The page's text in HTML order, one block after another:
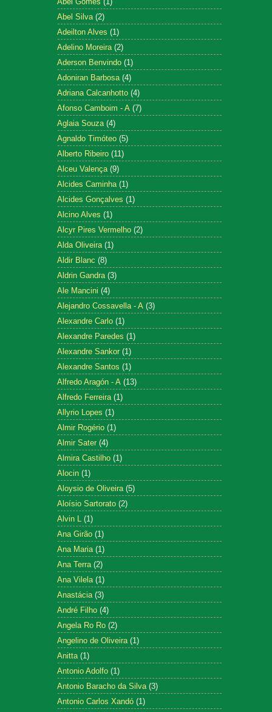
Abel Silva (2)
Adeilton Alves (1)
Adelino Moreira (2)
Aderson Benvindo (1)
Adoniran Barbosa (4)
Adriana Calcanhotto (4)
Afonso Camboim - A (7)
Aglaia Souza (4)
Agnaldo Timóteo (5)
Alberto Ribeiro (11)
Alceu Valença (9)
Alcides Caminha (1)
Alcides Gonçalves (1)
Alcino Alves (1)
Alcyr Pires Vermelho (2)
Alda Oliveira (1)
Aldir Blanc (8)
Aldrin Gandra (3)
Ale Mancini (4)
Alejandro Cossavella - A (3)
Alexandre Carlo (1)
Alexandre Paredes (1)
Alexandre Sankor (1)
Alexandre Santos (1)
Alfredo Aragón - A (13)
Alfredo Ferreira (1)
Allyrio Lopes (1)
Almir Rogério (1)
Almir Sater (4)
Almira Castilho (1)
Alocin (1)
Aloysio de Oliveira (5)
Aloísio Sartorato (2)
Alvin L (1)
Ana Girão (1)
Ana Maria (1)
Ana Terra (2)
Ana Vilela (1)
Anastácia (3)
André Filho (4)
Angela Ro Ro (2)
Angelino de Oliveira (1)
Anitta (1)
Antonio Adolfo (1)
Antonio Baracho da Silva (3)
Antonio Carlos Xandó (1)